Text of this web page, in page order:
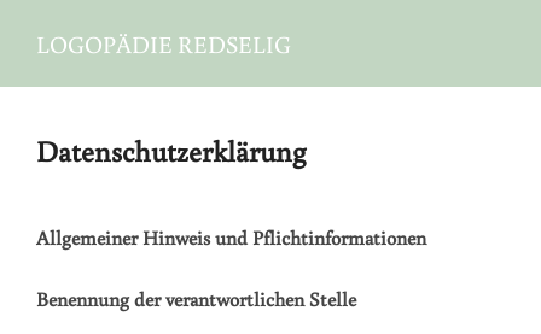
Inhalt
springen
LOGOPÄDIE REDSELIG
Datenschutzerklärung
Allgemeiner Hinweis und Pflichtinformationen
Benennung der verantwortlichen Stelle